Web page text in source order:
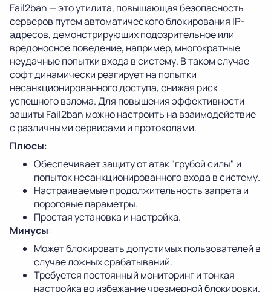
Fail2ban — это утилита, повышающая безопасность
серверов путем автоматического блокирования IP-
адресов, демонстрирующих подозрительное или
вредоносное поведение, например, многократные
неудачные попытки входа в систему. В таком случае
софт динамически реагирует на попытки
несанкционированного доступа, снижая риск
успешного взлома. Для повышения эффективности
защиты Fail2ban можно настроить на взаимодействие
с различными сервисами и протоколами.
Плюсы:
Обеспечивает защиту от атак "грубой силы" и
попыток несанкционированного входа в систему.
Настраиваемые продолжительность запрета и
пороговые параметры.
Простая установка и настройка.
Минусы:
Может блокировать допустимых пользователей в
случае ложных срабатываний.
Требуется постоянный мониторинг и тонкая
настройка во избежание чрезмерной блокировки.